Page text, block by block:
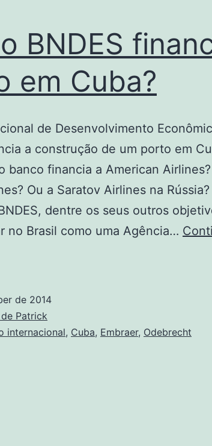
BNDES
em Cuba?
de Desenvolvimento
a construção de um porto em
banco financia a American Airlines?
Ou a Saratov Airlines na Rússia?
dentre os seus outros
no Brasil como uma Agência…
de 2014
Patrick
internacional, Cuba, Embraer, Odebrecht